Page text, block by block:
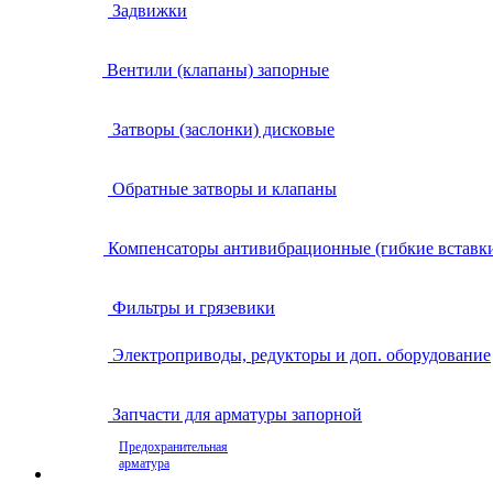
Задвижки
Вентили (клапаны) запорные
Затворы (заслонки) дисковые
Обратные затворы и клапаны
Компенсаторы антивибрационные (гибкие
Фильтры и грязевики
Электроприводы, редукторы и доп. оборудование
Запчасти для арматуры запорной
Предохранительная
арматура